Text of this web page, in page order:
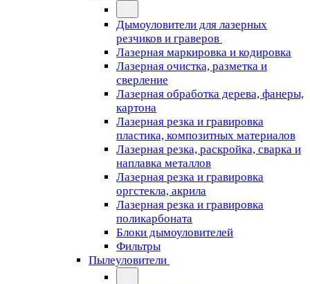
Дымоуловители для лазерных
резчиков и граверов
Лазерная маркировка и кодировка
Лазерная очистка, разметка и
сверление
Лазерная обработка дерева, фанеры,
картона
Лазерная резка и гравировка
пластика, композитных материалов
Лазерная резка, раскройка, сварка и
наплавка металлов
Лазерная резка и гравировка
оргстекла, акрила
Лазерная резка и гравировка
поликарбоната
Блоки дымоуловителей
Фильтры
Пылеуловители